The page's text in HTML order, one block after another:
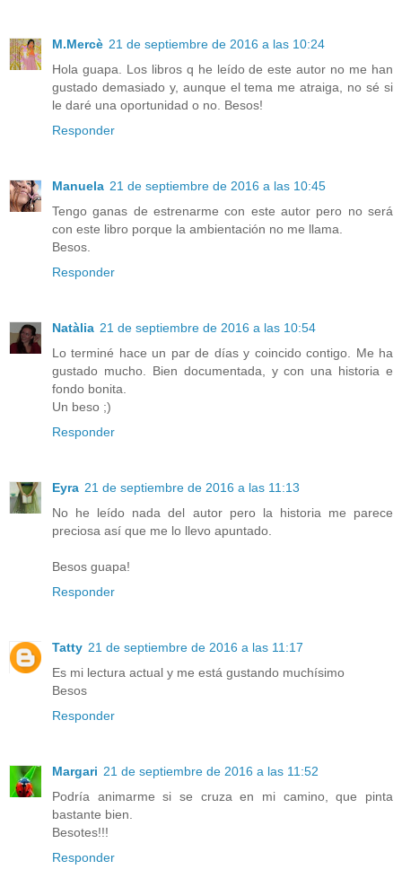
M.Mercè 21 de septiembre de 2016 a las 10:24
Hola guapa. Los libros q he leído de este autor no me han
gustado demasiado y, aunque el tema me atraiga, no sé si
le daré una oportunidad o no. Besos!
Responder
Manuela 21 de septiembre de 2016 a las 10:45
Tengo ganas de estrenarme con este autor pero no será
con este libro porque la ambientación no me llama.
Besos.
Responder
Natàlia 21 de septiembre de 2016 a las 10:54
Lo terminé hace un par de días y coincido contigo. Me ha
gustado mucho. Bien documentada, y con una historia e
fondo bonita.
Un beso ;)
Responder
Eyra 21 de septiembre de 2016 a las 11:13
No he leído nada del autor pero la historia me parece
preciosa así que me lo llevo apuntado.
Besos guapa!
Responder
Tatty 21 de septiembre de 2016 a las 11:17
Es mi lectura actual y me está gustando muchísimo
Besos
Responder
Margari 21 de septiembre de 2016 a las 11:52
Podría animarme si se cruza en mi camino, que pinta
bastante bien.
Besotes!!!
Responder